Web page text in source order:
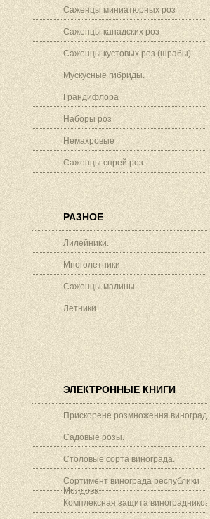
Саженцы миниатюрных роз
Саженцы канадских роз
Саженцы кустовых роз (шрабы)
Мускусные гибриды.
Грандифлора
Наборы роз
Немахровые
Саженцы спрей роз.
РАЗНОЕ
Лилейники.
Многолетники
Саженцы малины.
Летники
ЭЛЕКТРОННЫЕ КНИГИ
Прискорене розмноження винограду.
Садовые розы.
Столовые сорта винограда.
Сортимент винограда республики
Молдова.
Комплексная защита виноградников.